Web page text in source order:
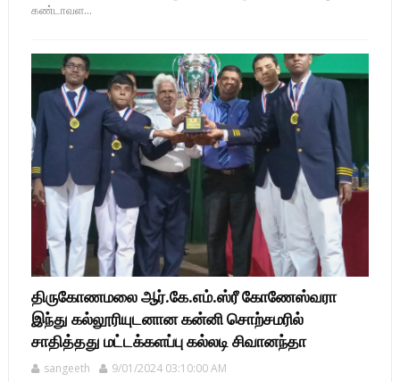
கண்டாவள...
திருகோணமலை ஆர்.கே.எம்.ஸ்ரீ கோணேஸ்வரா
இந்து கல்லூரியுடனான கன்னி சொற்சமரில்
சாதித்தது மட்டக்களப்பு கல்லடி சிவானந்தா
sangeeth 9/01/2024 03:10:00 AM